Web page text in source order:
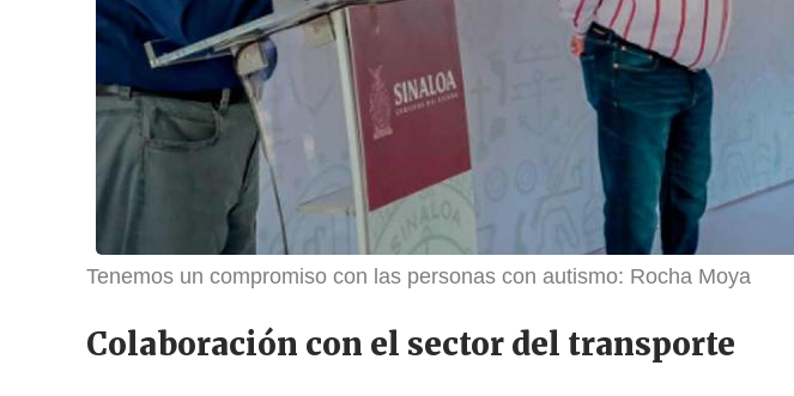
Tenemos un compromiso con las personas con autismo: Rocha Moya
Colaboración con el sector del transporte